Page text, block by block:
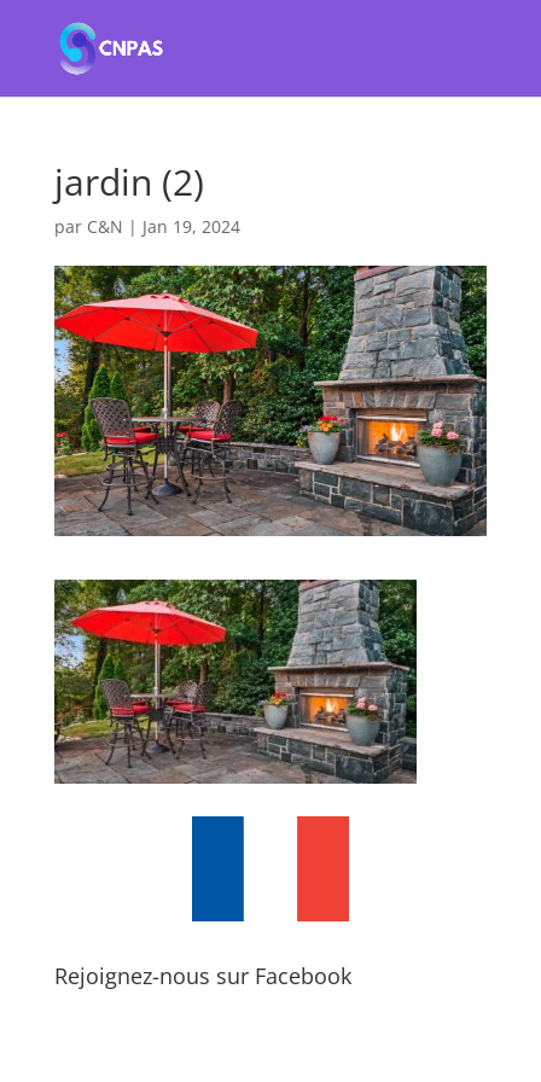
jardin (2)
par C&N | Jan 19, 2024
Rejoignez-nous sur Facebook